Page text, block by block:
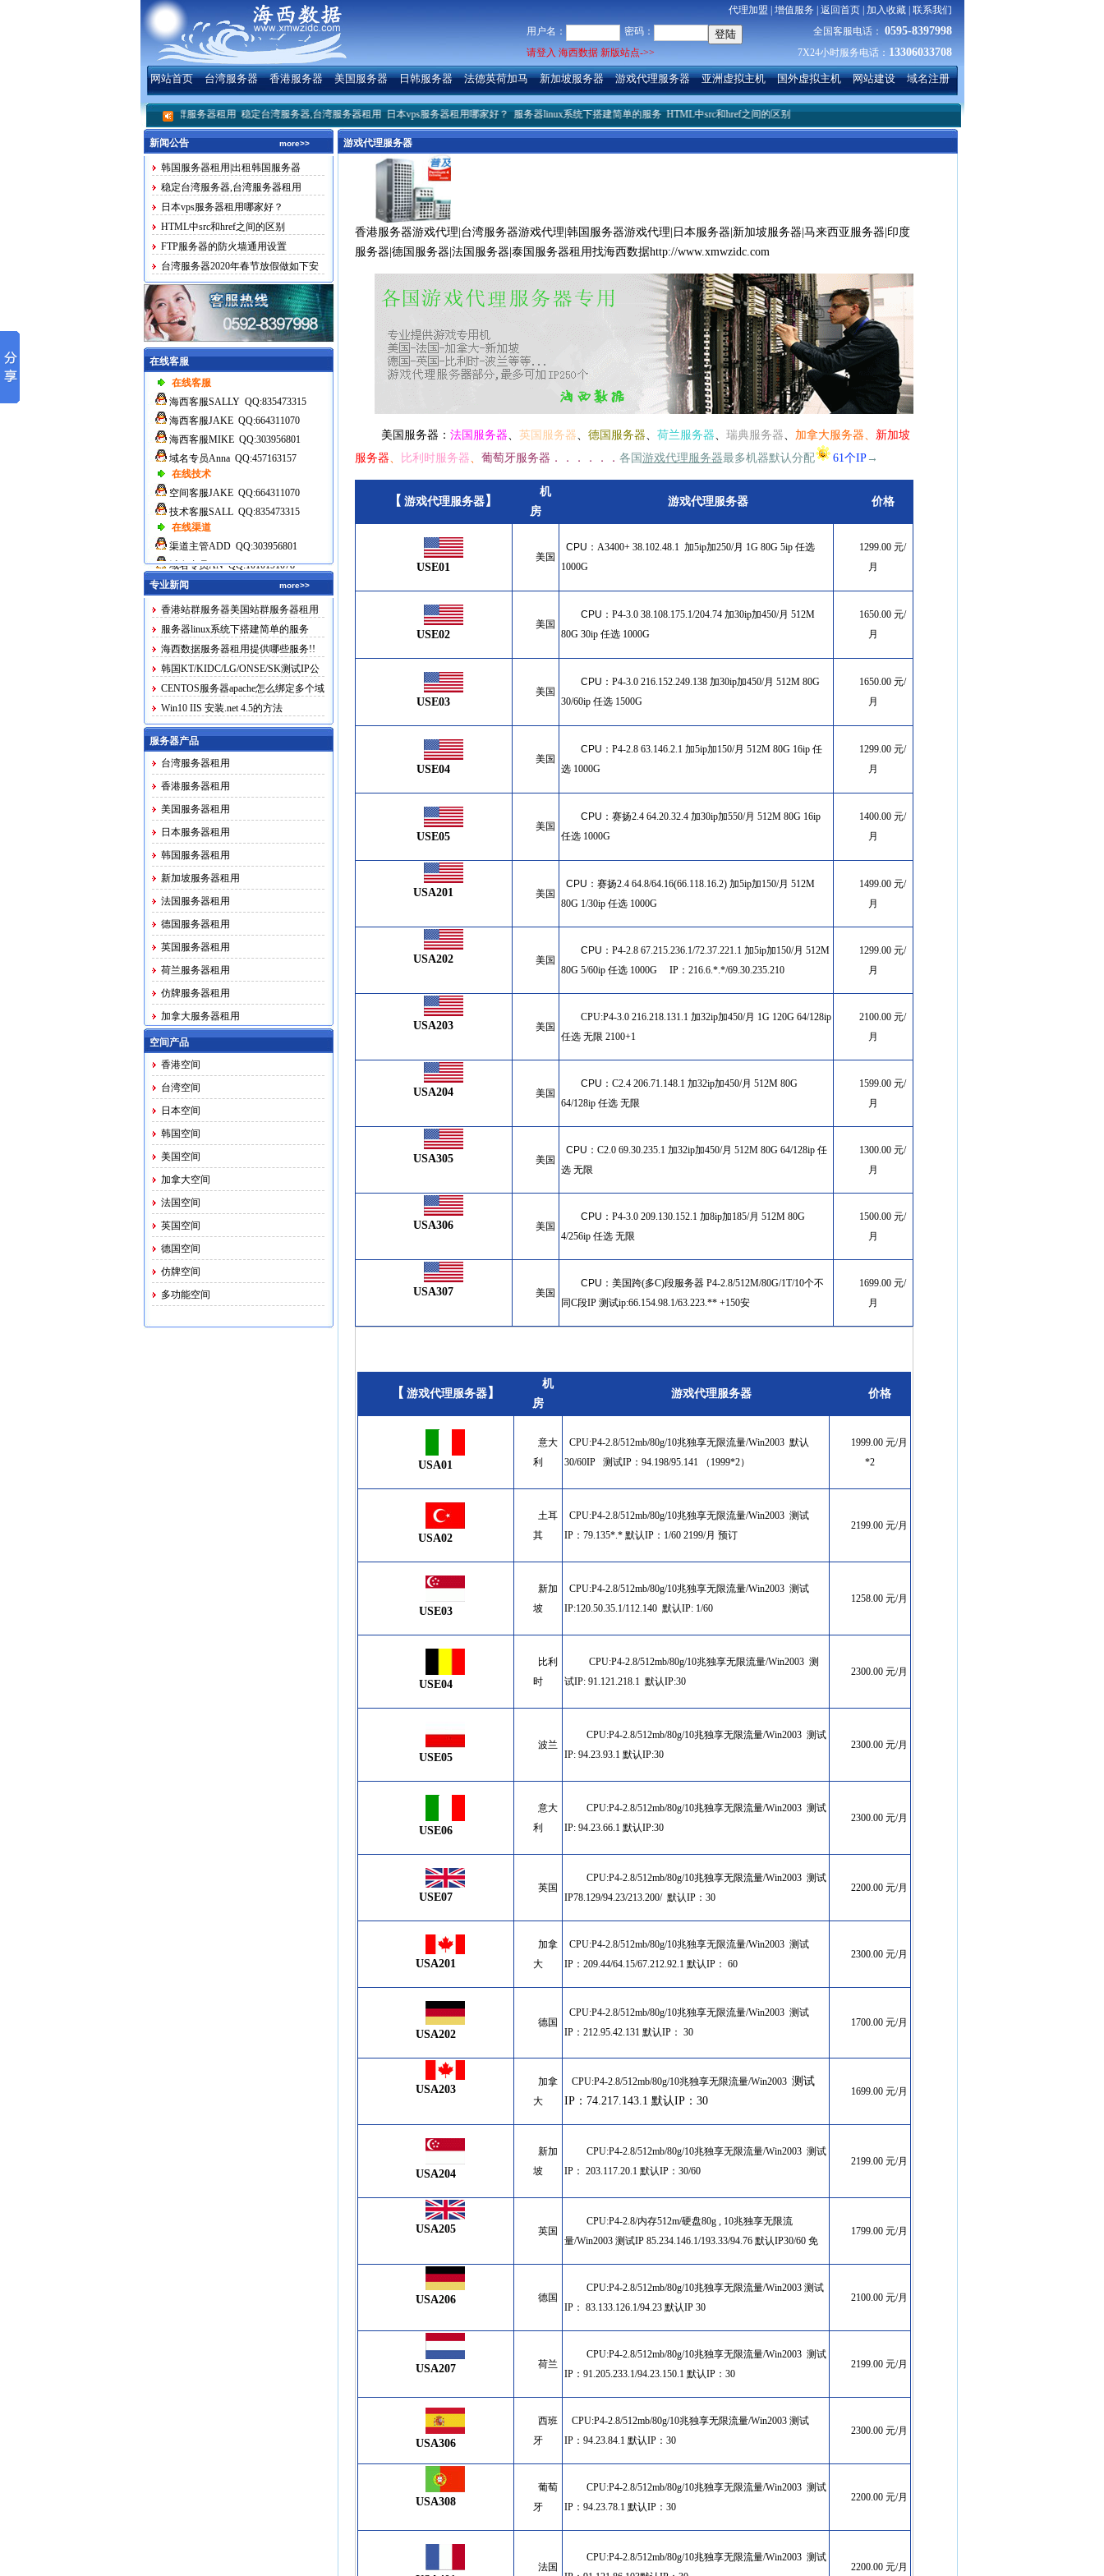
代理加盟 增值服务| 返回首页| 加入收藏| 联系我们
全国客服电话： 0595-8397998
7X24小时服务电话： 13306033708
用户名：
密码：
请登入 海西数据 新版站点->>
网站首页 台湾服务器 香港服务器 美国服务器 日韩服务器 法德英荷加马 新加坡服务器 游戏代理服务器 亚洲虚拟主机 国外虚拟主机 网站建设 域名注册
香港站群服务器美国站群服务器租用稳定台湾服务器,台湾服务器租用日本vps服务器租用哪家好？服务器linux系统下搭建简单的服务HTML中src和href之间的区别
新闻公告 more>>
韩国服务器租用|出租韩国服务器
稳定台湾服务器,台湾服务器租用
日本vps服务器租用哪家好？
HTML中src和href之间的区别
FTP服务器的防火墙通用设置
台湾服务器2020年春节放假做如下安
排
在线客服
在线客服
海西客服SALLY QQ:835473315
海西客服JAKE QQ:664311070
海西客服MIKE QQ:303956801
域名专员Anna QQ:457163157
在线技术
空间客服JAKE QQ:664311070
技术客服SALL QQ:835473315
在线渠道
渠道主管ADD QQ:303956801
域名专员AN QQ:1010191078
专业新闻
more>>
香港站群服务器美国站群服务器租用
服务器linux系统下搭建简单的服务
海西数据服务器租用提供哪些服务!!
韩国KT/KIDC/LG/ONSE/SK测试IP公
布CENTOS服务器apache怎么绑定多个域
名Win10 IIS 安装.net 4.5的方法
服务器产品
台湾服务器租用
香港服务器租用
美国服务器租用
日本服务器租用
韩国服务器租用
新加坡服务器租用
法国服务器租用
德国服务器租用
英国服务器租用
荷兰服务器租用
仿牌服务器租用
加拿大服务器租用
马印越泰务器租用
空间产品
香港空间
台湾空间
日本空间
韩国空间
美国空间
加拿大空间
法国空间
英国空间
德国空间
仿牌空间
多功能空间
游戏代理服务器
香港服务器游戏代理|台湾服务器游戏代理|韩国服务器游戏代理|日本服务器|新加坡服务器|马来西亚服务器|印度
服务器|德国服务器|法国服务器|泰国服务器租用找海西数据http://www.xmwzidc.com
美国服务器： 法国服务器、 英国服务器、 德国服务器、 荷兰服务器、 瑞典服务器、 加拿大服务器、 新加坡
服务器、 比利时服务器、 葡萄牙服务器．．．．．． 各国 游戏代理服务器最多机器默认分配 61个IP→
【 游戏代理服务器 】
机
房
游戏代理服务器 价格
USE01
美国
CPU ： A3400+ 38.102.48.1 加5ip加250/月 1G 80G 5ip 任选
1000G
1299.00 元/
月
USE02
美国
CPU ： P4-3.0 38.108.175.1/204.74 加30ip加450/月 512M
80G 30ip 任选 1000G
1650.00 元/
月
USE03
美国
CPU ： P4-3.0 216.152.249.138 加30ip加450/月 512M 80G
30/60ip 任选 1500G
1650.00 元/
月
USE04
美国
CPU ： P4-2.8 63.146.2.1 加5ip加150/月 512M 80G 16ip 任
选 1000G
1299.00 元/
月
USE05
美国
CPU ： 赛扬2.4 64.20.32.4 加30ip加550/月 512M 80G 16ip
任选 1000G
1400.00 元/
月
USA201 美国
CPU ： 赛扬2.4 64.8/64.16(66.118.16.2) 加5ip加150/月 512M
80G 1/30ip 任选 1000G
1499.00 元/
月
USA202 美国
CPU ： P4-2.8 67.215.236.1/72.37.221.1 加5ip加150/月 512M
80G 5/60ip 任选 1000G IP：216.6.*.*/69.30.235.210
1299.00 元/
月
USA203 美国
CPU:P4-3.0 216.218.131.1 加32ip加450/月 1G 120G 64/128ip
任选 无限 2100+1
2100.00 元/
月
USA204 美国
CPU ： C2.4 206.71.148.1 加32ip加450/月 512M 80G
64/128ip 任选 无限
1599.00 元/
月
USA305 美国
CPU ： C2.0 69.30.235.1 加32ip加450/月 512M 80G 64/128ip 任
选 无限
1300.00 元/
月
USA306 美国
CPU ： P4-3.0 209.130.152.1 加8ip加185/月 512M 80G
4/256ip 任选 无限
1500.00 元/
月
USA307 美国
CPU ： 美国跨(多C)段服务器 P4-2.8/512M/80G/1T/10个不
同C段IP 测试ip:66.154.98.1/63.223.** +150安
1699.00 元/
月
【 游戏代理服务器】
机
房
游戏代理服务器 价格
USA01
意大
利
CPU:P4-2.8/512mb/80g/10兆独享无限流量/Win2003 默认
30/60IP 测试IP：94.198/95.141 （1999*2）
1999.00 元/月
*2
USA02
土耳
其
CPU:P4-2.8/512mb/80g/10兆独享无限流量/Win2003 测试
IP： 79.135*.* 默认IP：1/60 2199/月 预订
2199.00 元/月
USE03
新加
坡
CPU:P4-2.8/512mb/80g/10兆独享无限流量/Win2003 测试
IP:120.50.35.1/112.140 默认IP: 1/60
1258.00 元/月
USE04
比利
时
CPU:P4-2.8/512mb/80g/10兆独享无限流量/Win2003 测
试IP: 91.121.218.1 默认IP:30
2300.00 元/月
USE05
波兰
CPU:P4-2.8/512mb/80g/10兆独享无限流量/Win2003 测试
IP: 94.23.93.1 默认IP:30
2300.00 元/月
USE06
意大
利
CPU:P4-2.8/512mb/80g/10兆独享无限流量/Win2003 测试
IP: 94.23.66.1 默认IP:30
2300.00 元/月
USE07
英国
CPU:P4-2.8/512mb/80g/10兆独享无限流量/Win2003 测试
IP78.129/94.23/213.200/ 默认IP：30
2200.00 元/月
USA201
加拿
大
CPU:P4-2.8/512mb/80g/10兆独享无限流量/Win2003 测试
IP： 209.44/64.15/67.212.92.1 默认IP： 60
2300.00 元/月
USA202
德国
CPU:P4-2.8/512mb/80g/10兆独享无限流量/Win2003 测试
IP： 212.95.42.131 默认IP： 30
1700.00 元/月
USA203
加拿
大
CPU:P4-2.8/512mb/80g/10兆独享无限流量/Win2003 测试
IP： 74.217.143.1 默认IP：30
1699.00 元/月
USA204
新加
坡
CPU:P4-2.8/512mb/80g/10兆独享无限流量/Win2003 测试
IP： 203.117.20.1 默认IP：30/60
2199.00 元/月
USA205 英国
CPU:P4-2.8/内存512m/硬盘80g , 10兆独享无限流
量/Win2003 测试IP 85.234.146.1/193.33/94.76 默认IP30/60 免
1799.00 元/月
USA206 德国
CPU:P4-2.8/512mb/80g/10兆独享无限流量/Win2003 测试
IP： 83.133.126.1/94.23 默认IP 30
2100.00 元/月
USA207 荷兰
CPU:P4-2.8/512mb/80g/10兆独享无限流量/Win2003 测试
IP： 91.205.233.1/94.23.150.1 默认IP：30
2199.00 元/月
USA306
西班
牙
CPU:P4-2.8/512mb/80g/10兆独享无限流量/Win2003 测试
IP： 94.23.84.1 默认IP：30
2300.00 元/月
USA308
葡萄
牙
CPU:P4-2.8/512mb/80g/10兆独享无限流量/Win2003 测试
IP： 94.23.78.1 默认IP：30
2200.00 元/月
法国
CPU:P4-2.8/512mb/80g/10兆独享无限流量/Win2003 测试
2200.00 元/月